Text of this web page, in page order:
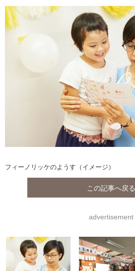
フィーノリッケのようす（イメージ）
この記事へ戻る
advertisement